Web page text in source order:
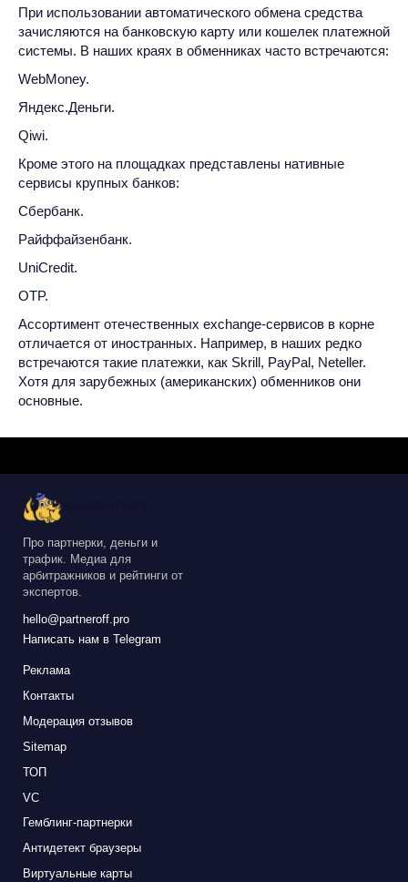
При использовании автоматического обмена средства
зачисляются на банковскую карту или кошелек платежной
системы. В наших краях в обменниках часто встречаются:
WebMoney.
Яндекс.Деньги.
Qiwi.
Кроме этого на площадках представлены нативные
сервисы крупных банков:
Сбербанк.
Райффайзенбанк.
UniCredit.
OTP.
Ассортимент отечественных exchange-сервисов в корне
отличается от иностранных. Например, в наших редко
встречаются такие платежки, как Skrill, PayPal, Neteller.
Хотя для зарубежных (американских) обменников они
основные.
Про партнерки, деньги и
трафик. Медиа для
арбитражников и рейтинги от
экспертов.
hello@partneroff.pro
Написать нам в Telegram
Реклама
Контакты
Модерация отзывов
Sitemap
ТОП
VC
Гемблинг-партнерки
Антидетект браузеры
Виртуальные карты